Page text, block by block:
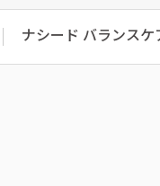
ナシード バランスケ